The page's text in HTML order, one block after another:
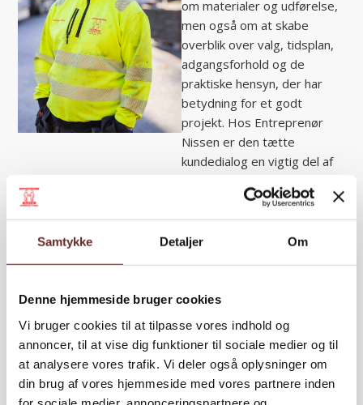
Samtykke Detaljer Om
Denne hjemmeside bruger cookies
Vi bruger cookies til at tilpasse vores indhold og
annoncer, til at vise dig funktioner til sociale medier og til
at analysere vores trafik. Vi deler også oplysninger om
din brug af vores hjemmeside med vores partnere inden
om materialer og udførelse,
men også om at skabe
overblik over valg, tidsplan,
adgangsforhold og de
praktiske hensyn, der har
betydning for et godt
projekt. Hos Entreprenør
Nissen er den tætte
kundedialog en vigtig del af
anlægsopgaver kræver
løbende sparring, realistiske
forventninger og løsninger,
et særligt blik for holdbare
løsninger, der kan fungere i
det danske klima og i en travl
hverdag. Derfor er fokus ikke